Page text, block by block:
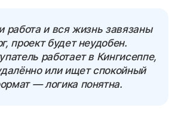
работа и вся жизнь завязаны
проект будет неудобен.
работает в Кингисеппе,
или ищет спокойный
— логика понятна.